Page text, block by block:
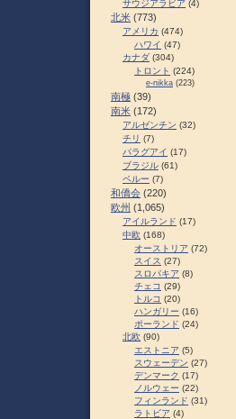
サウジアラビア (4)
北米 (773)
アメリカ (474)
ハワイ (47)
カナダ (304)
トロント (224)
e-nikka (223)
南極 (39)
南米 (172)
アルゼンチン (32)
チリ (7)
パラグアイ (17)
ブラジル (61)
ペルー (7)
和僑会 (220)
欧州 (1,065)
アイルランド (17)
中欧 (168)
オーストリア (72)
スイス (27)
スロパキア (8)
チェコ (29)
トルコ (20)
ハンガリー (16)
ポーランド (24)
北欧 (90)
エストニア (5)
スウェーデン (27)
デンマーク (17)
ノルウェー (22)
フィンランド (31)
ラトビア (4)